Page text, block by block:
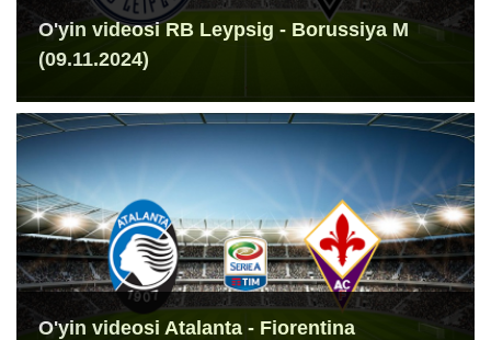
O'yin videosi RB Leypsig - Borussiya M
(09.11.2024)
O'yin videosi Atalanta - Fiorentina